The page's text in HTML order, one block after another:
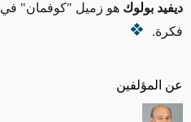
عن المؤلفين
ديفيد بولوك هو زميل "كوفمان"
فكرة.